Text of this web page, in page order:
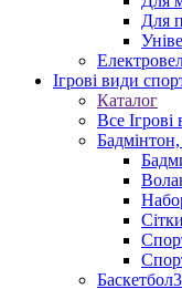
Для
Ігрові види
Каталог
Все
Сітки
Баскетбол